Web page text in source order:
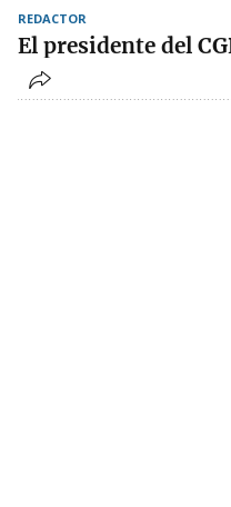
REDACTOR
El presidente del